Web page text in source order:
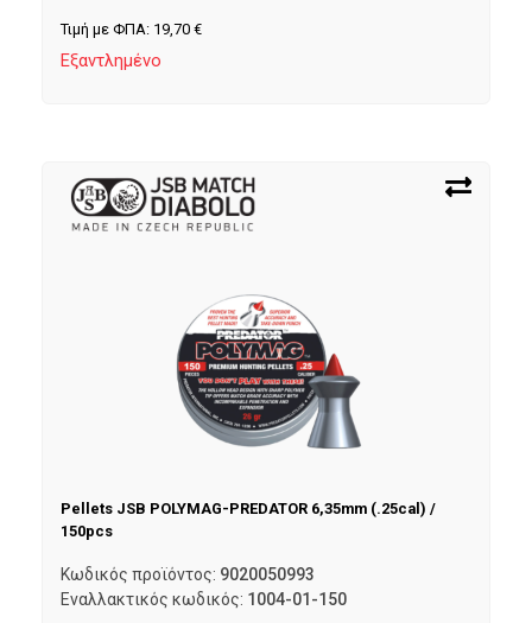
Τιμή με ΦΠΑ: 19,70 €
Εξαντλημένο
Pellets JSB POLYMAG-PREDATOR 6,35mm (.25cal) /
150pcs
Κωδικός προϊόντος: 9020050993
Εναλλακτικός κωδικός: 1004-01-150